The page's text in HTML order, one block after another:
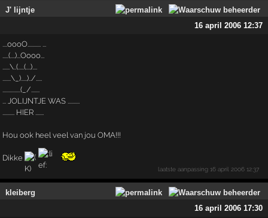
J' lijntje
16 april 2006 12:37
....oooO........... ...
.....(....)...Oooo...
......\..(.....(....)....
.......\_).....)../.....
...............(_/.......
... JOLIJNTJE WAS ..........
.......... HIER .......
Hou ook heel veel van jou OMA!!!
Dikke
laatste aanpassing16 april 2006 12:37
kleiberg
16 april 2006 17:30